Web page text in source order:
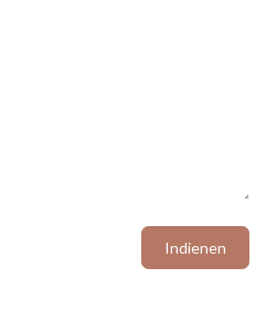
Indienen